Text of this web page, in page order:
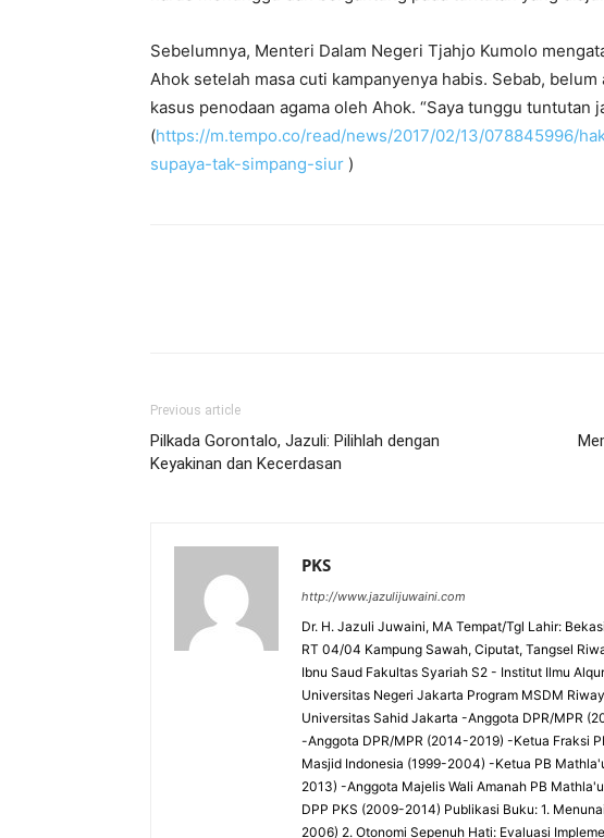
Sebelumnya, Menteri Dalam Negeri Tjahjo Kumolo
Ahok setelah masa cuti kampanyenya habis. Sebab,
kasus penodaan agama oleh Ahok. “Saya tunggu tuntutan
(https://m.tempo.co/read/news/2017/02/13/078845996/
supaya-tak-simpang-siur )
Previous article
Pilkada Gorontalo, Jazuli: Pilihlah dengan
Keyakinan dan Kecerdasan
PKS
http://www.jazulijuwaini.com
Dr. H. Jazuli Juwaini, MA Tempat/Tgl Lahir:
RT 04/04 Kampung Sawah, Ciputat, Tangsel
Ibnu Saud Fakultas Syariah S2 - Institut Ilmu
Universitas Negeri Jakarta Program MSDM
Universitas Sahid Jakarta -Anggota DPR/MPR
-Anggota DPR/MPR (2014-2019) -Ketua Fraksi
Masjid Indonesia (1999-2004) -Ketua PB
2013) -Anggota Majelis Wali Amanah PB
DPP PKS (2009-2014) Publikasi Buku: 1.
2006) 2. Otonomi Sepenuh Hati: Evaluasi